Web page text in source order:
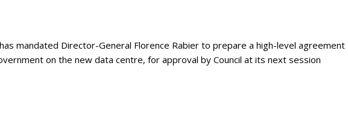
has mandated Director-General Florence Rabier to prepare a high-level agreement
on the new data centre, for approval by Council at its next session